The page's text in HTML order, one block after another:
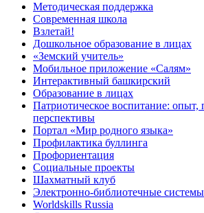
Методическая поддержка
Современная школа
Взлетай!
Дошкольное образование в лицах
«Земский учитель»
Мобильное приложение «Салям»
Интерактивный башкирский
Образование в лицах
Патриотическое воспитание: опыт,
перспективы
Портал «Мир родного языка»
Профилактика буллинга
Профориентация
Социальные проекты
Шахматный клуб
Электронно-библиотечные системы
Worldskills Russia